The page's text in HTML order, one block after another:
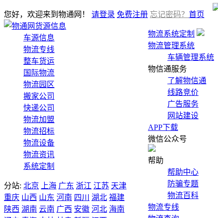
您好，欢迎来到物通网！ 请登录 免费注册 忘记密码？
物流系统定制
物流管理系统
车辆管理系统
物信通服务
了解物信通
线路竞价
广告服务
网站建设
APP下载
微信公众号
帮助
帮助中心
防骗专题
物流百科
物流专线
首页
货源信息
车源信息
物流专线
整车货运
国际物流
物流园区
搬家公司
快递公司
物流加盟
物流招标
物流设备
物流资讯
系统定制
分站: 北京 上海 广东 浙江 江苏 天津
重庆 山西 山东 河南 四川 湖北 福建
陕西 湖南 云南 广西 安徽 河北 海南